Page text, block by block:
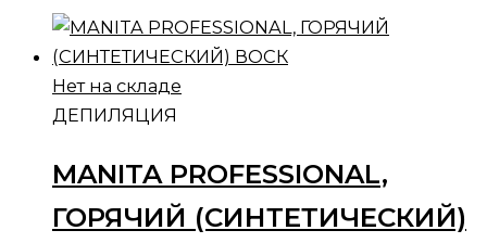
Нет на складе
ДЕПИЛЯЦИЯ
MANITA PROFESSIONAL,
ГОРЯЧИЙ (СИНТЕТИЧЕСКИЙ)